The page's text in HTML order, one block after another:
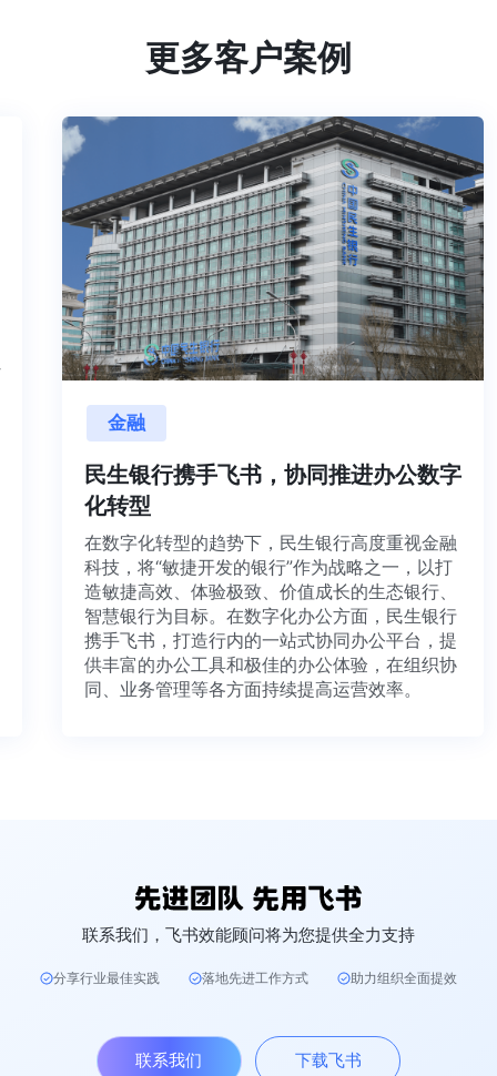
更多客户案例
金融
民生银行携手飞书，协同推进办公数字
化转型
在数字化转型的趋势下，民生银行高度重视金融
科技，将“敏捷开发的银行”作为战略之一，以打
造敏捷高效、体验极致、价值成长的生态银行、
智慧银行为目标。在数字化办公方面，民生银行
携手飞书，打造行内的一站式协同办公平台，提
供丰富的办公工具和极佳的办公体验，在组织协
同、业务管理等各方面持续提高运营效率。
联系我们，飞书效能顾问将为您提供全力支持
分享行业最佳实践 落地先进工作方式 助力组织全面提效
联系我们 下载飞书